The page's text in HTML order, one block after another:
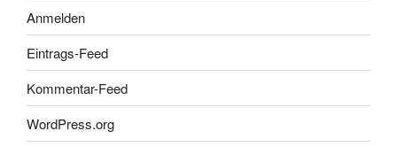
Anmelden
Eintrags-Feed
Kommentar-Feed
WordPress.org